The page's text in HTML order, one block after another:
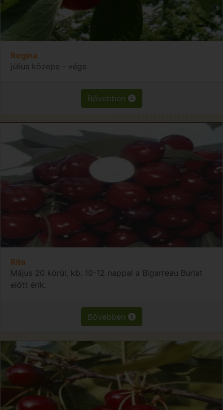
Regina
július közepe - vége
Bővebben
Rita
Május 20 körül, kb. 10-12 nappal a Bigarreau Burlat
előtt érik.
Bővebben